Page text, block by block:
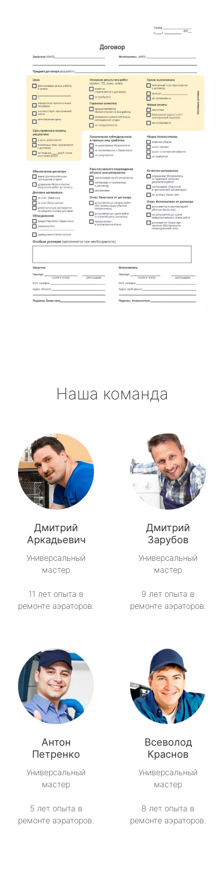
Наша команда
Дмитрий
Аркадьевич
Универсальный
мастер
11 лет опыта в
ремонте аэраторов.
Дмитрий
Зарубов
Универсальный
мастер
9 лет опыта в
ремонте аэраторов.
Антон
Петренко
Универсальный
мастер
5 лет опыта в
ремонте аэраторов.
Всеволод
Краснов
Универсальный
мастер
8 лет опыта в
ремонте аэраторов.